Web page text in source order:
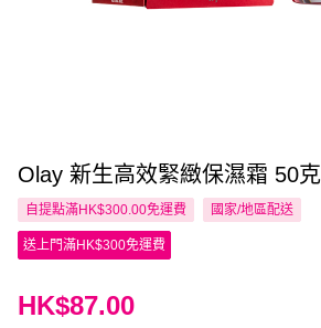
Olay 新生高效緊緻保濕霜 50克
自提點滿HK$300.00免運費 國家/地區配送
送上門滿HK$300免運費
HK$87.00